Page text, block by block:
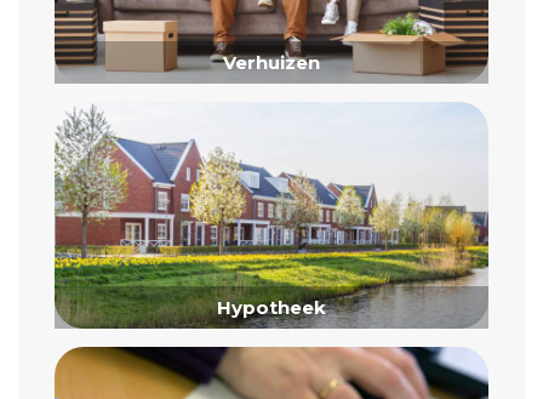
Verhuizen
Hypotheek